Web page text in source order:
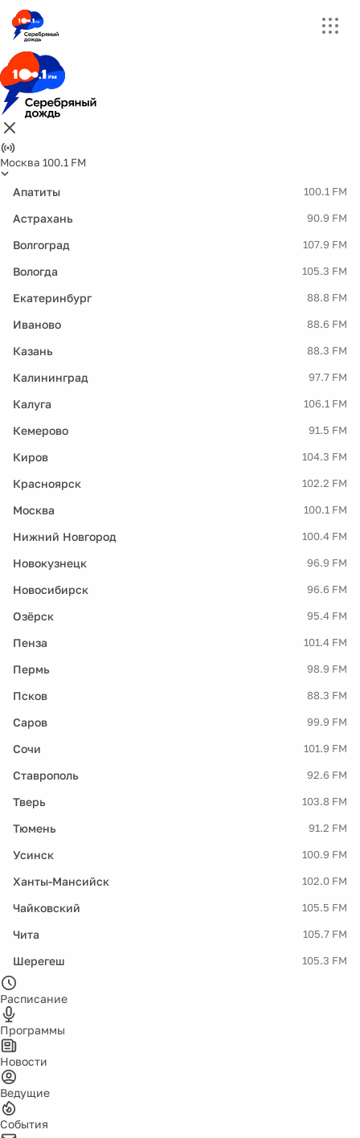
Москва 100.1 FM
Апатиты 100.1 FM
Астрахань 90.9 FM
Волгоград 107.9 FM
Вологда 105.3 FM
Екатеринбург 88.8 FM
Иваново 88.6 FM
Казань 88.3 FM
Калининград 97.7 FM
Калуга 106.1 FM
Кемерово 91.5 FM
Киров 104.3 FM
Красноярск 102.2 FM
Москва 100.1 FM
Нижний Новгород 100.4 FM
Новокузнецк 96.9 FM
Новосибирск 96.6 FM
Озёрск 95.4 FM
Пенза 101.4 FM
Пермь 98.9 FM
Псков 88.3 FM
Саров 99.9 FM
Сочи 101.9 FM
Ставрополь 92.6 FM
Тверь 103.8 FM
Тюмень 91.2 FM
Усинск 100.9 FM
Ханты-Мансийск 102.0 FM
Чайковский 105.5 FM
Чита 105.7 FM
Шерегеш 105.3 FM
Расписание
Программы
Новости
Ведущие
События